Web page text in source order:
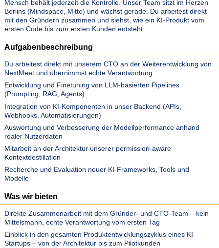
Mensch behält jederzeit die Kontrolle. Unser Team sitzt im Herzen
Berlins (Mindspace, Mitte) und wächst gerade. Du arbeitest direkt
mit den Gründern zusammen und siehst, wie ein KI-Produkt vom
ersten Code bis zum ersten Kunden entsteht.
Aufgabenbeschreibung
Du arbeitest direkt mit unserem CTO an der Weiterentwicklung von
NextMeet und übernimmst echte Verantwortung
Entwicklung und Finetuning von LLM-basierten Pipelines
(Prompting, RAG, Agents)
Integration von KI-Komponenten in unser Backend (APIs,
Webhooks, Automatisierungen)
Auswertung und Verbesserung der Modellperformance anhand
realer Nutzerdaten
Mitarbeit an der Architektur unserer permission-aware
Kontextdestillation
Recherche und Evaluation neuer KI-Frameworks, Tools und
Modelle
Was wir bieten
Direkte Zusammenarbeit mit dem Gründer- und CTO-Team – kein
Mittelsmann, echte Verantwortung vom ersten Tag
Einblick in den gesamten Produktentwicklungszyklus eines KI-
Startups – von der Architektur bis zum Pilotkunden